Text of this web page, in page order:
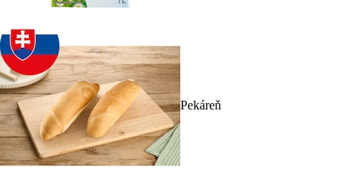
Pekáreň